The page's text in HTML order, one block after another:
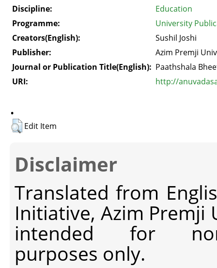
Discipline:
Education
Programme:
University
Creators(English):
Sushil Joshi
Publisher:
Azim Premji
Journal or Publication Title(English): Paathshala
URI:
http://
.
Edit Item
Disclaimer
Translated from
Initiative, Azim Premji
intended for non-
purposes only.